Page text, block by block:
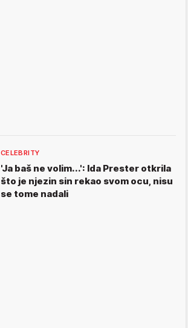
CELEBRITY
'Ja baš ne volim...': Ida Prester otkrila
što je njezin sin rekao svom ocu, nisu
se tome nadali